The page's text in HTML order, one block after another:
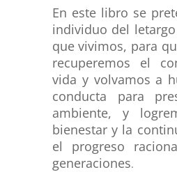
En este libro se
individuo del
que vivimos, para
recuperemos el
vida y volvamos a
conducta para
ambiente, y
bienestar y la
el progreso
generaciones.